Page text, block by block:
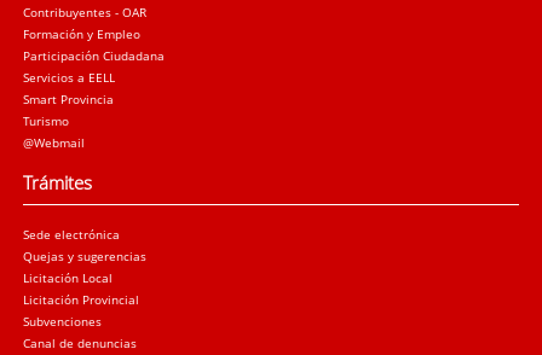
Contribuyentes - OAR
Formación y Empleo
Participación Ciudadana
Servicios a EELL
Smart Provincia
Turismo
@Webmail
Trámites
Sede electrónica
Quejas y sugerencias
Licitación Local
Licitación Provincial
Subvenciones
Canal de denuncias